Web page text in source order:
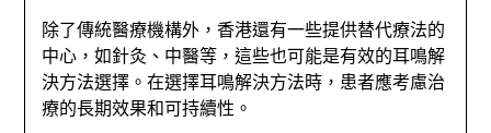
除了傳統醫療機構外，香港還有一些提供替代療法的
中心，如針灸、中醫等，這些也可能是有效的耳鳴解
決方法選擇。在選擇耳鳴解決方法時，患者應考慮治
療的長期效果和可持續性。